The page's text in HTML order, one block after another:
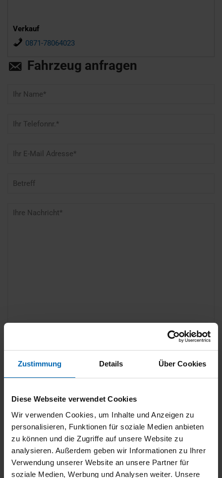
Zustimmung Details Über Cookies
Diese Webseite verwendet Cookies
Wir verwenden Cookies, um Inhalte und Anzeigen zu
personalisieren, Funktionen für soziale Medien anbieten
zu können und die Zugriffe auf unsere Website zu
analysieren. Außerdem geben wir Informationen zu Ihrer
Verwendung unserer Website an unsere Partner für
soziale Medien, Werbung und Analysen weiter. Unsere
Verkauf
0871-78064023
Fahrzeug anfragen
Mehr Informationen.
Ich habe die Informationen zum Datenschutz gelesen
*Erforderliche Angaben
Verbrauchswerte